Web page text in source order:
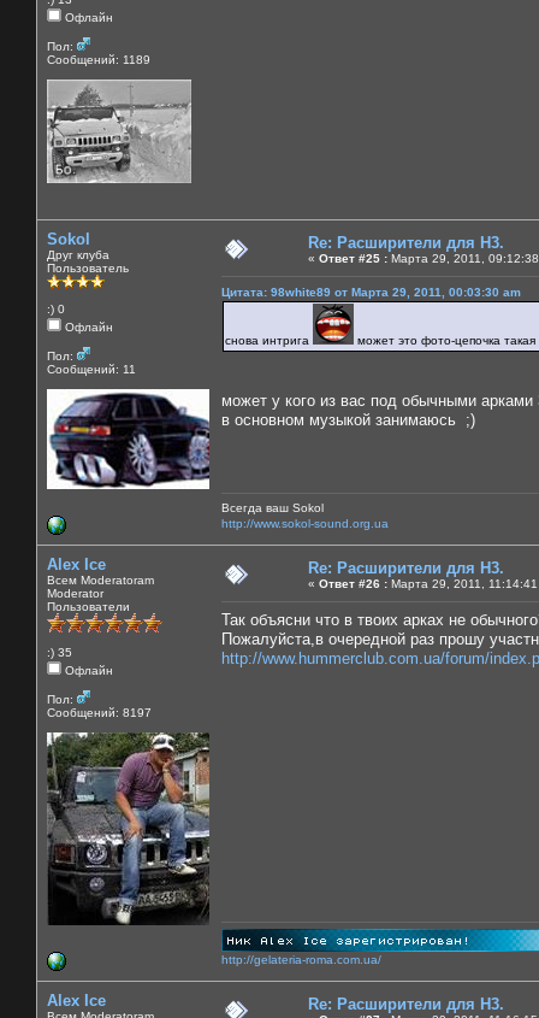
Офлайн
Пол:
Сообщений: 1189
Sokol
Друг клуба
Пользователь
:) 0
Офлайн
Пол:
Сообщений: 11
Re: Расширители для Н3.
« Ответ #25 : Марта 29, 2011,
Цитата: 98white89 от Марта 29, 2011, 00:03:30 am
снова интрига может это фото-цепочка
может у кого из вас под обычными
в основном музыкой занимаюсь ;)
Всегда ваш Sokol
http://www.sokol-sound.org.ua
Alex Ice
Всем Moderatoram
Moderator
Пользователи
:) 35
Офлайн
Пол:
Сообщений: 8197
Re: Расширители для Н3.
« Ответ #26 : Марта 29, 2011,
Так объясни что в твоих арках не
Пожалуйста,в очередной раз прошу
http://www.hummerclub.com.ua/forum/
http://gelateria-roma.com.ua/
Alex Ice Re: Расширители для Н3.